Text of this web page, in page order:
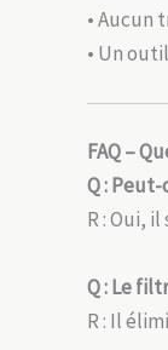
• Aucun
• Un
FAQ –
Q :
R : Oui,
Q : Le
R : Il